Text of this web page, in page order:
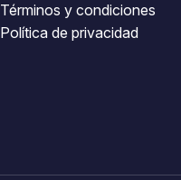
Términos y condiciones
Política de privacidad